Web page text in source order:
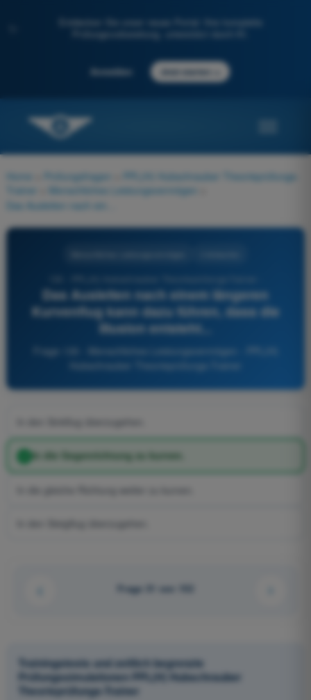
Entdecken Sie unser neues Portal: Ihre komplette
Prüfungsvorbereitung, unterstützt durch KI.
Anmelden Jetzt starten
Home Prüfungsfragen
PPL(H) Hubschrauber Theorieprüfungs-
Trainer
Menschliches Leistungsvermögen
Das Ausleiten nach einem längeren
Kurvenflug kann dazu führen, dass die
Illusion entsteht...
Frage 130 - Menschliches Leistungsvermögen - PPL(H)
In die Gegenrichtung zu kurven.
Frage 31 von 152
Trainingstests und zeitlich begrenzte
Prüfungssimulationen PPL(H) Hubschrauber
Theorieprüfungs-Trainer